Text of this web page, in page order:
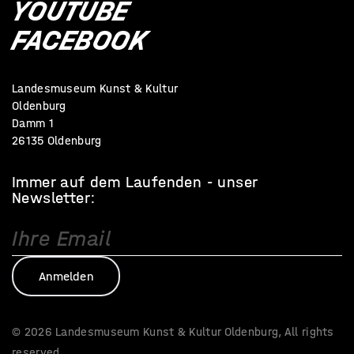
YOUTUBE
FACEBOOK
Landesmuseum Kunst & Kultur
Oldenburg
Damm 1
26135 Oldenburg
Immer auf dem Laufenden - unser
Newsletter:
© 2026 Landesmuseum Kunst & Kultur Oldenburg, All rights